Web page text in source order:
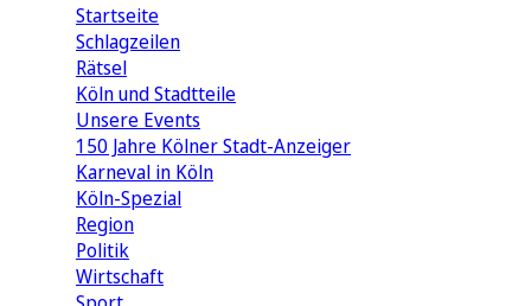
Startseite
Schlagzeilen
Rätsel
Köln und Stadtteile
Unsere Events
150 Jahre Kölner Stadt-Anzeiger
Karneval in Köln
Köln-Spezial
Region
Politik
Wirtschaft